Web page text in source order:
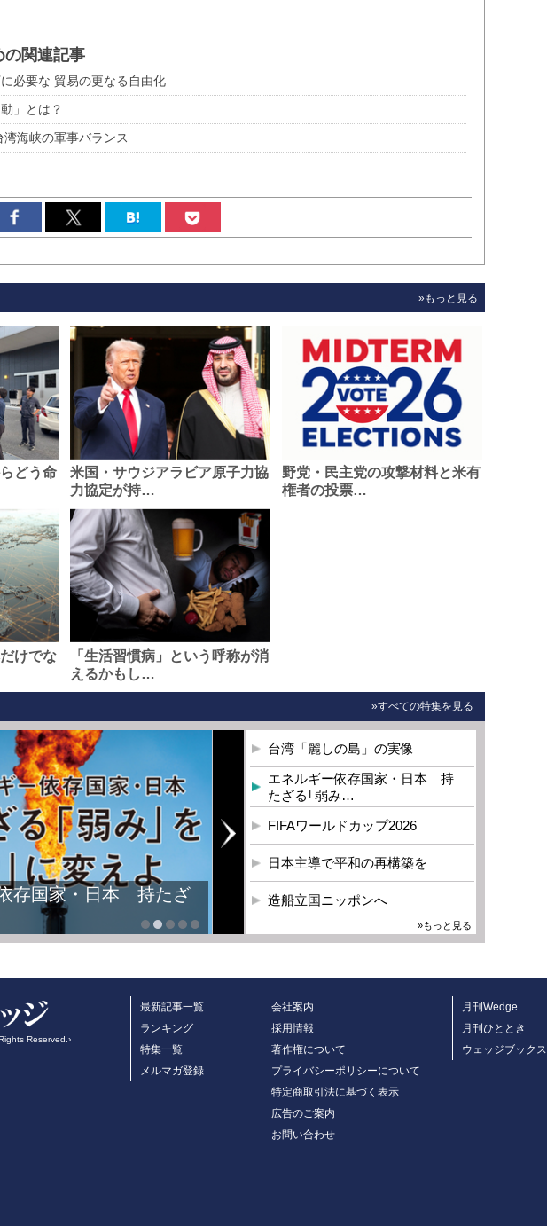
の関連記事
必要な 貿易の更なる自由化
」とは？
海峡の軍事バランス
»もっと見る
どう命
米国・サウジアラビア原子力協
力協定が持…
野党・民主党の攻撃材料と米有
権者の投票…
けでな
「生活習慣病」という呼称が消
えるかもし…
»すべての特集を見る
存国家・日本 持たざ
台湾「麗しの島」の実像
エネルギー依存国家・日本 持
たざる｢弱み…
FIFAワールドカップ2026
日本主導で平和の再構築を
造船立国ニッポンへ
»もっと見る
Reserved.›
最新記事一覧
ランキング
特集一覧
メルマガ登録
会社案内
採用情報
著作権について
プライバシーポリシーについて
特定商取引法に基づく表示
広告のご案内
お問い合わせ
月刊Wedge
月刊ひととき
ウェッジブックス